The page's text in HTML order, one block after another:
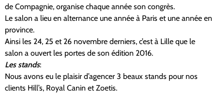
de Compagnie, organise chaque année son congrès.
Le salon a lieu en alternance une année à Paris et une année en
province.
Ainsi les 24, 25 et 26 novembre derniers, c’est à Lille que le
salon a ouvert les portes de son édition 2016.
Les stands:
Nous avons eu le plaisir d’agencer 3 beaux stands pour nos
clients Hill’s, Royal Canin et Zoetis.